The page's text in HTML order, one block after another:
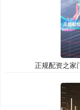
正规配资之家